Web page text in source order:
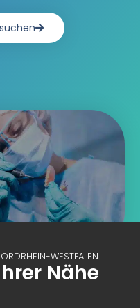
WESTFALEN
Nähe